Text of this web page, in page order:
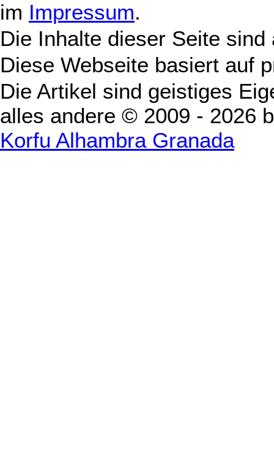
im Impressum.
Die Inhalte dieser Seite
Diese Webseite basiert auf
Die Artikel sind geistiges
alles andere © 2009 - 2026
Korfu Alhambra Granada